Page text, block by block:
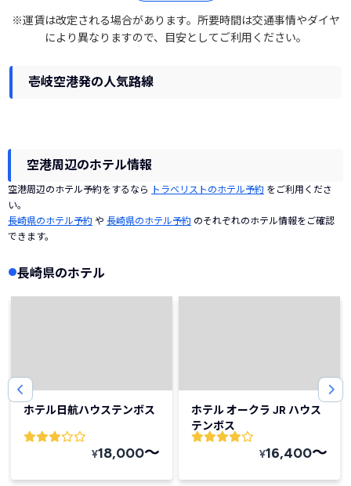
※運賃は改定される場合があります。所要時間は交通事情やダイヤ
により異なりますので、目安としてご利用ください。
壱岐空港発の人気路線
空港周辺のホテル情報
空港周辺のホテル予約をするなら トラベリストのホテル予約 をご利用くださ
い。
長崎県のホテル予約 や 長崎県のホテル予約 のそれぞれのホテル情報をご確認
できます。
長崎県のホテル
ホテル日航ハウステンボス
¥18,000〜
ホテル オークラ JR ハウス
テンボス
¥16,400〜